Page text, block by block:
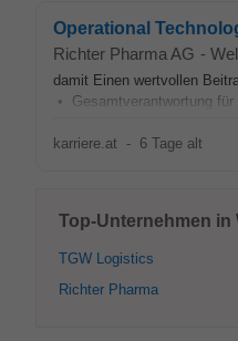
Operational
Richter Pharma AG -
damit Einen wertvollen
• Gesamtverantwortung für
karriere.at - 6 Tage alt
Top-Unternehmen in
TGW Logistics
Richter Pharma